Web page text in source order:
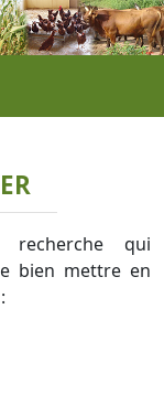
qui
bien mettre en